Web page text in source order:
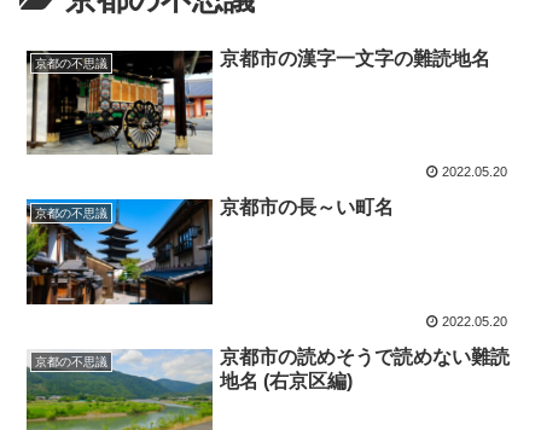
京都の不思議 京都市の漢字一文字の難読地名
2022.05.20
京都の不思議 京都市の長～い町名
2022.05.20
京都の不思議
京都市の読めそうで読めない難読
地名 (右京区編)